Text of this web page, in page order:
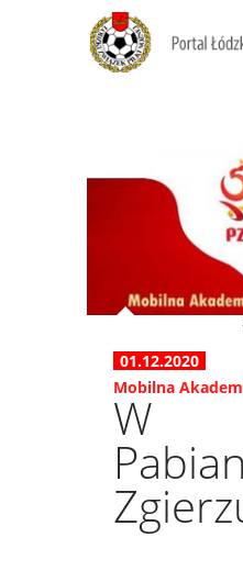
01.12.2020
Mobilna
W